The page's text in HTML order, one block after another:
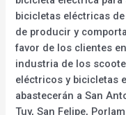
bicicletas eléctricas
de producir y
favor de los clientes
industria de los
eléctricos y bicicletas
abastecerán a San
Tuy, San Felipe,